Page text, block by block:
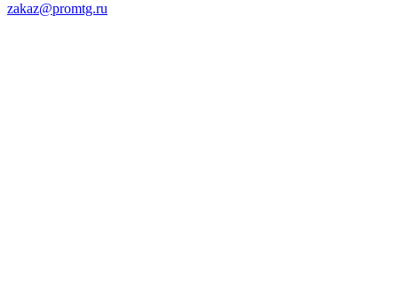
zakaz@promtg.ru